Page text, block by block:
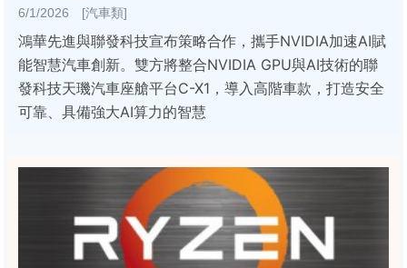
6/1/2026 [汽車類]
鴻華先進與聯發科技宣布策略合作，攜手NVIDIA加速AI賦
能智慧汽車創新。雙方將整合NVIDIA GPU與AI技術的聯
發科技天璣汽車座艙平台C-X1，導入高階車款，打造安全
可靠、具備強大AI算力的智慧